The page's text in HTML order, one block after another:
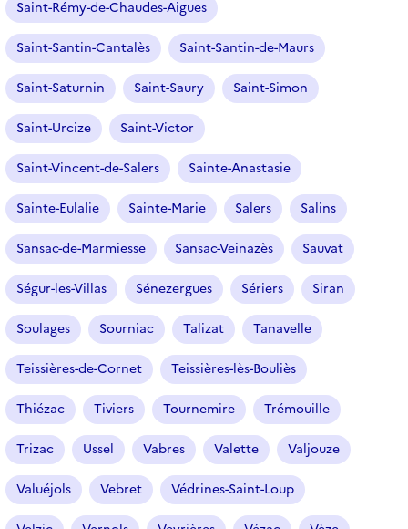
Saint-Rémy-de-Chaudes-Aigues
Saint-Santin-Cantalès Saint-Santin-de-Maurs
Saint-Saturnin Saint-Saury Saint-Simon
Saint-Urcize Saint-Victor
Saint-Vincent-de-Salers Sainte-Anastasie
Sainte-Eulalie Sainte-Marie Salers Salins
Sansac-de-Marmiesse Sansac-Veinazès Sauvat
Ségur-les-Villas Sénezergues Sériers Siran
Soulages Sourniac Talizat Tanavelle
Teissières-de-Cornet Teissières-lès-Bouliès
Thiézac Tiviers Tournemire Trémouille
Trizac Ussel Vabres Valette Valjouze
Valuéjols Vebret Védrines-Saint-Loup